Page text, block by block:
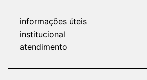
informações úteis
institucional
atendimento